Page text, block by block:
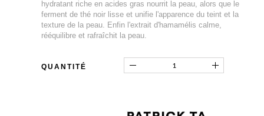
hydratant riche en acides gras nourrit la peau, alors que le
ferment de thé noir lisse et unifie l'apparence du teint et la
texture de la peau. Enfin l'extrait d'hamamélis calme,
rééquilibre et rafraîchit la peau.
QUANTITÉ